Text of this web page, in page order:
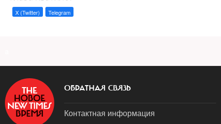
X (Twitter) Telegram
ОБРАТНАЯ СВЯЗЬ
Контактная информация